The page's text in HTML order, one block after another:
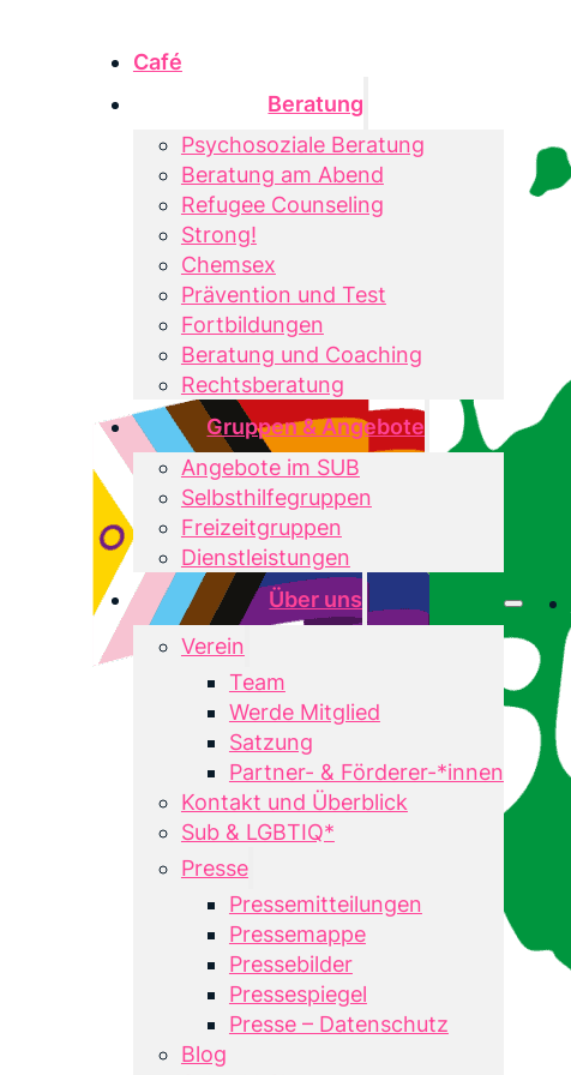
Café
Beratung
Psychosoziale Beratung
Beratung am Abend
Refugee Counseling
Strong!
Chemsex
Prävention und Test
Fortbildungen
Beratung und Coaching
Rechtsberatung
Gruppen & Angebote
Angebote im SUB
Selbsthilfegruppen
Freizeitgruppen
Dienstleistungen
Über uns
Verein
Team
Werde Mitglied
Satzung
Partner- & Förderer-*innen
Kontakt und Überblick
Sub & LGBTIQ*
Presse
Pressemitteilungen
Pressemappe
Pressebilder
Pressespiegel
Presse – Datenschutz
Blog